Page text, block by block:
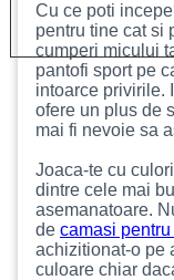
Cu ce poti
pentru tine cat si
cumperi micului
pantofi sport pe
intoarce privirile.
ofere un plus de
mai fi nevoie sa
Joaca-te cu
dintre cele mai
asemanatoare.
de camasi
achizitionat-o pe
culoare chiar